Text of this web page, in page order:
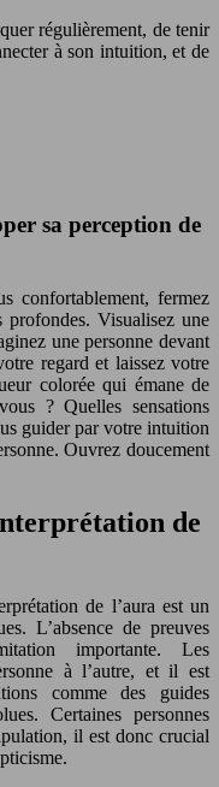
régulièrement, de tenir
à son intuition, et de
sa perception de
confortablement, fermez
profondes. Visualisez une
une personne devant
regard et laissez votre
colorée qui émane de
? Quelles sensations
guider par votre intuition
Ouvrez doucement
de
de l’aura est un
L’absence de preuves
importante. Les
à l’autre, et il est
comme des guides
Certaines personnes
il est donc crucial